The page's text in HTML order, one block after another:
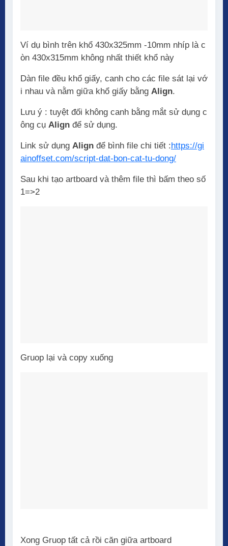
Ví dụ bình trên khổ 430x325mm -10mm nhíp là c
òn 430x315mm không nhất thiết khổ này
Dàn file đều khổ giấy, canh cho các file sát lại vớ
i nhau và nằm giữa khổ giấy bằng Align.
Lưu ý : tuyệt đối không canh bằng mắt sử dụng c
ông cụ Align để sử dụng.
Link sử dụng Align để bình file chi tiết :https://gi
ainoffset.com/script-dat-bon-cat-tu-dong/
Sau khi tạo artboard và thêm file thì bấm theo số
1=>2
Gruop lại và copy xuống
Xong Gruop tất cả rồi căn giữa artboard